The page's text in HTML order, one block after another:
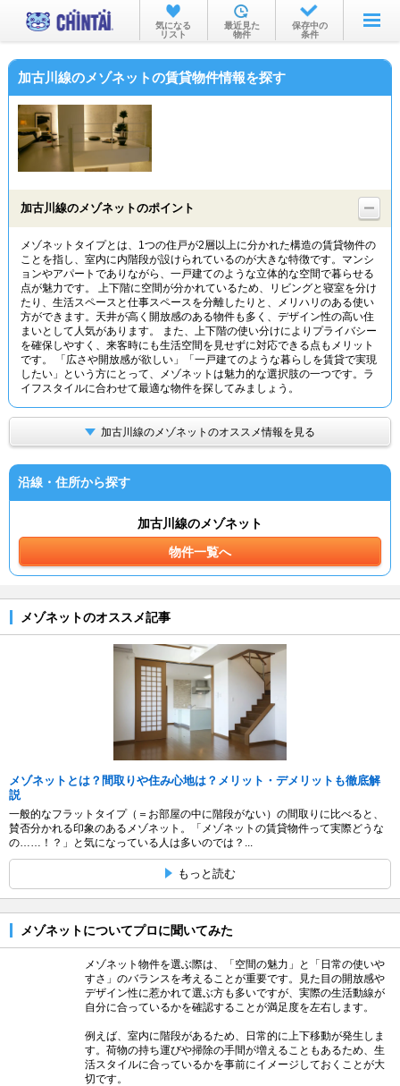
お部屋を探す
沿線・駅から
物件特集から
TOP
気になる
リスト
最近見た
物件
保存中の
条件
加古川線のメゾネットの賃貸物件情報を探す
加古川線のメゾネットのポイント
メゾネットタイプとは、1つの住戸が2層以上に分かれた構造の賃貸物件の
ことを指し、室内に内階段が設けられているのが大きな特徴です。マンシ
ョンやアパートでありながら、一戸建てのような立体的な空間で暮らせる
点が魅力です。 上下階に空間が分かれているため、リビングと寝室を分け
たり、生活スペースと仕事スペースを分離したりと、メリハリのある使い
方ができます。天井が高く開放感のある物件も多く、デザイン性の高い住
まいとして人気があります。 また、上下階の使い分けによりプライバシー
を確保しやすく、来客時にも生活空間を見せずに対応できる点もメリット
です。 「広さや開放感が欲しい」「一戸建てのような暮らしを賃貸で実現
したい」という方にとって、メゾネットは魅力的な選択肢の一つです。ラ
イフスタイルに合わせて最適な物件を探してみましょう。
加古川線のメゾネットのオススメ情報を見る
沿線・住所から探す
加古川線のメゾネット
物件一覧へ
メゾネットのオススメ記事
メゾネットとは？間取りや住み心地は？メリット・デメリットも徹底解
説
一般的なフラットタイプ（＝お部屋の中に階段がない）の間取りに比べると、
賛否分かれる印象のあるメゾネット。「メゾネットの賃貸物件って実際どうな
の……！？」と気になっている人は多いのでは？...
もっと読む
メゾネットについてプロに聞いてみた
メゾネット物件を選ぶ際は、「空間の魅力」と「日常の使いや
すさ」のバランスを考えることが重要です。見た目の開放感や
デザイン性に惹かれて選ぶ方も多いですが、実際の生活動線が
自分に合っているかを確認することが満足度を左右します。
例えば、室内に階段があるため、日常的に上下移動が発生しま
す。荷物の持ち運びや掃除の手間が増えることもあるため、生
活スタイルに合っているかを事前にイメージしておくことが大
切です。